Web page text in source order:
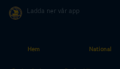
Hem National
Ladda ner vår app